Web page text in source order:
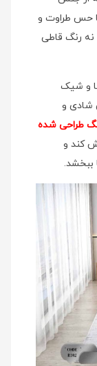
حس طراوت و
نه رنگ قاطی
و شیک
شادی و
طراحی شده
کند و
ببخشد.